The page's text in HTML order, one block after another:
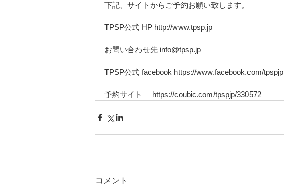
下記、サイトからご予約お願い致します。
TPSP公式 HP http://www.tpsp.jp
お問い合わせ先 info@tpsp.jp
TPSP公式 facebook https://www.facebook.com/tpspjp
予約サイト　 https://coubic.com/tpspjp/330572
コメント